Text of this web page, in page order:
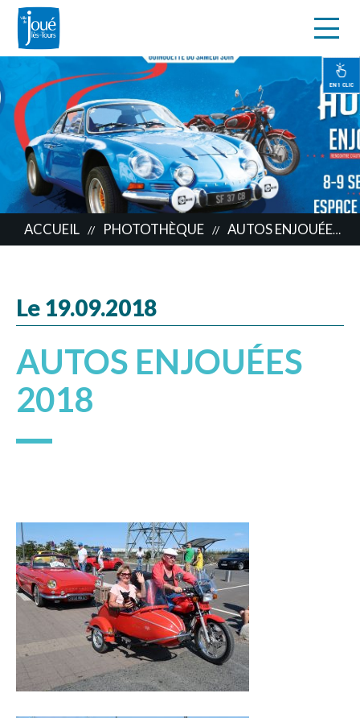
contenu
principal
EN 1 CLIC
ACCUEIL // PHOTOTHÈQUE // AUTOS ENJOUÉES
Le 19.09.2018
AUTOS ENJOUÉES
2018